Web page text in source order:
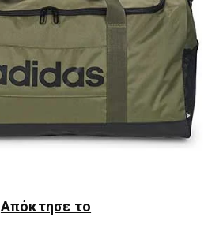
Απόκτησε το